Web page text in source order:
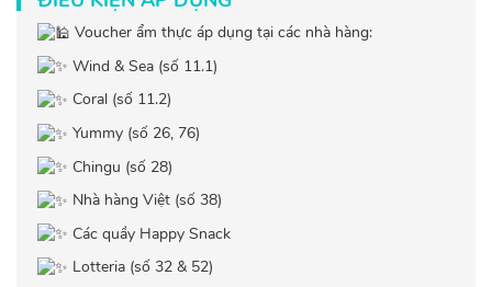
Voucher ẩm thực áp dụng tại các nhà hàng:
Wind & Sea (số 11.1)
Coral (số 11.2)
Yummy (số 26, 76)
Chingu (số 28)
Nhà hàng Việt (số 38)
Các quầy Happy Snack
Lotteria (số 32 & 52)